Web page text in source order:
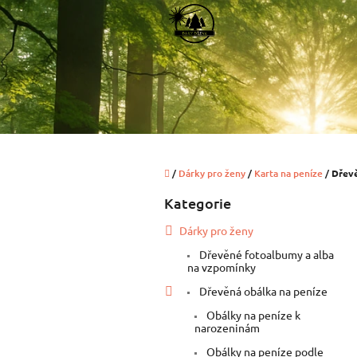
Přejít
na
obsah
Domů
/ Dárky pro ženy/ Karta na peníze/
Přeskočit
Kategorie
Dárky pro ženy
Dřevěné fotoalbumy a alba
na vzpomínky
Dřevěná obálka na peníze
Obálky na peníze k
narozeninám
Obálky na peníze podle